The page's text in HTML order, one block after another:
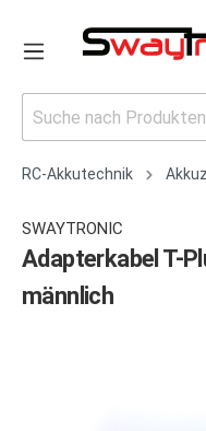
RC-Akkutechnik
SWAYTRONIC
Adapterkabel T-
männlich